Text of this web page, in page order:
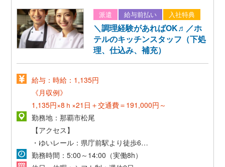
派遣 給与前払い 入社特典
＼調理経験があればOK♬／ホ
テルのキッチンスタッフ（下処
理、仕込み、補充）
給与：時給：1,135円
《月収例》
1,135円×8ｈ×21日＋交通費＝191,000円～
勤務地：那覇市松尾
【アクセス】
・ゆいレール：県庁前駅より徒歩6分
・マイカー通勤（※月2000円）
勤務時間：5:00～14:00（実働8h）